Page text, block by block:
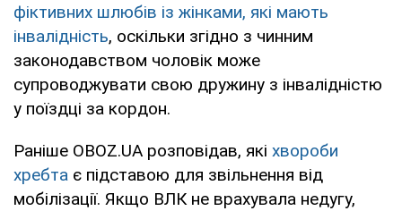
фіктивних шлюбів із жінками, які мають
інвалідність, оскільки згідно з чинним
законодавством чоловік може
супроводжувати свою дружину з інвалідністю
у поїздці за кордон.
Раніше OBOZ.UA розповідав, які хвороби
хребта є підставою для звільнення від
мобілізації. Якщо ВЛК не врахувала недугу,